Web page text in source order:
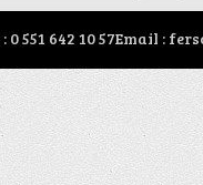
0 551 642 10 57Email :